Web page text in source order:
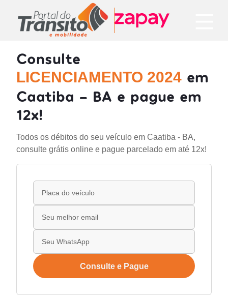
Consulte
LICENCIAMENTO 2024 em
Caatiba - BA e pague em
12x!
Todos os débitos do seu veículo em Caatiba - BA,
consulte grátis online e pague parcelado em até 12x!
Consulte e Pague